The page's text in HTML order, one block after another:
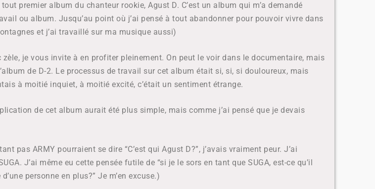
premier album du chanteur rookie, Agust D. C’est un album qui m’a demandé
ou album. Jusqu’au point où j’ai pensé à tout abandonner pour pouvoir vivre dans
et j’ai travaillé sur ma musique aussi)
zèle, je vous invite à en profiter pleinement. On peut le voir dans le documentaire, mais
de D-2. Le processus de travail sur cet album était si, si, si douloureux, mais
à moitié inquiet, à moitié excité, c’était un sentiment étrange.
de cet album aurait été plus simple, mais comme j’ai pensé que je devais
pas ARMY pourraient se dire “C’est qui Agust D?”, j’avais vraiment peur. J’ai
J’ai même eu cette pensée futile de “si je le sors en tant que SUGA, est-ce qu’il
personne en plus?” Je m’en excuse.)